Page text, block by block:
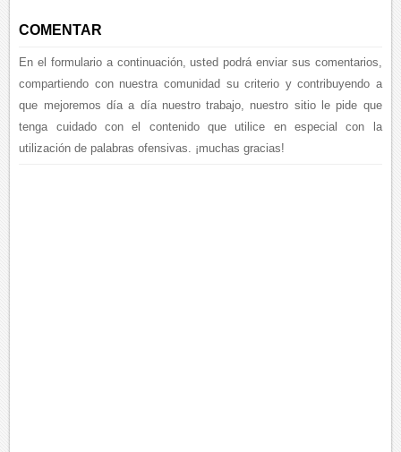
COMENTAR
En el formulario a continuación, usted podrá enviar sus comentarios,
compartiendo con nuestra comunidad su criterio y contribuyendo a
que mejoremos día a día nuestro trabajo, nuestro sitio le pide que
tenga cuidado con el contenido que utilice en especial con la
utilización de palabras ofensivas. ¡muchas gracias!